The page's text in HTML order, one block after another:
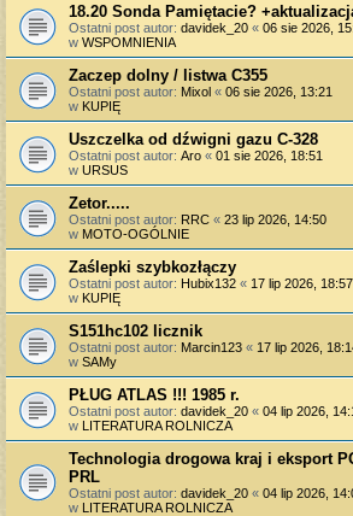
18.20 Sonda Pamiętacie?
Ostatni post autor: davidek_20 « 06 sie 2026,
w WSPOMNIENIA
Zaczep dolny / listwa C355
Ostatni post autor: Mixol « 06 sie 2026, 13:21
w KUPIĘ
Uszczelka od dźwigni gazu C-328
Ostatni post autor: Aro « 01 sie 2026, 18:51
w URSUS
Zetor.....
Ostatni post autor: RRC « 23 lip 2026, 14:50
w MOTO-OGÓLNIE
Zaślepki szybkozłączy
Ostatni post autor: Hubix132 « 17 lip 2026, 18:57
w KUPIĘ
S151hc102 licznik
Ostatni post autor: Marcin123 « 17 lip 2026,
w SAMy
PŁUG ATLAS !!! 1985 r.
Ostatni post autor: davidek_20 « 04 lip 2026,
w LITERATURA ROLNICZA
Technologia drogowa kraj i eksport
PRL
Ostatni post autor: davidek_20 « 04 lip 2026,
w LITERATURA ROLNICZA